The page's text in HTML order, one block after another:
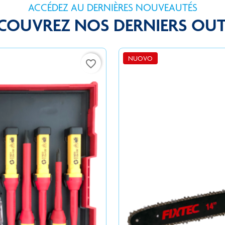
ACCÉDEZ AU DERNIÈRES NOUVEAUTÉS
NOS DERNIERS
favorite_border NUOVO